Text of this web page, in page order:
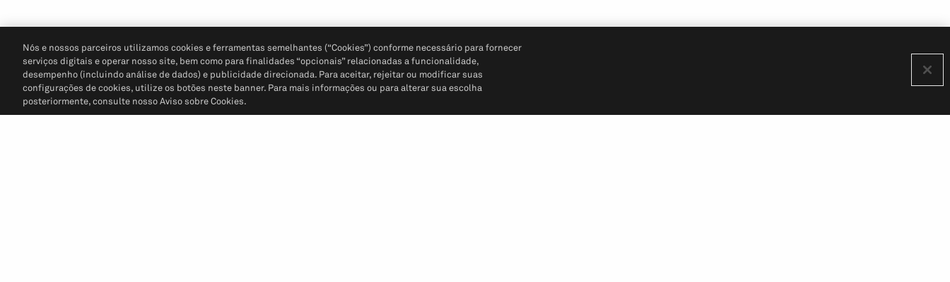
Nós e nossos parceiros utilizamos cookies e ferramentas semelhantes (“Cookies”) conforme necessário para fornecer
serviços digitais e operar nosso site, bem como para finalidades “opcionais” relacionadas a funcionalidade,
desempenho (incluindo análise de dados) e publicidade direcionada. Para aceitar, rejeitar ou modificar suas
configurações de cookies, utilize os botões neste banner. Para mais informações ou para alterar sua escolha
posteriormente, consulte nosso Aviso sobre Cookies.